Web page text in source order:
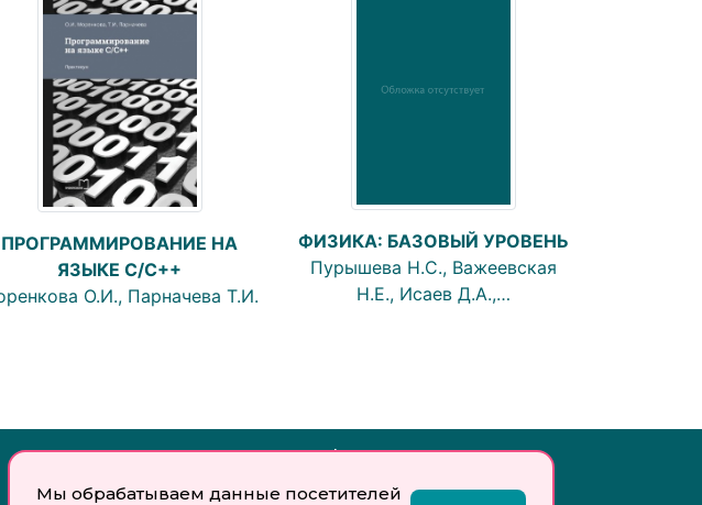
Мы обрабатываем данные посетителей
ПРОГРАММИРОВАНИЕ НА
ЯЗЫКЕ С/С++
О.И., Парначева Т.И.
ФИЗИКА: БАЗОВЫЙ УРОВЕНЬ
Пурышева Н.С., Важеевская
Н.Е., Исаев Д.А.,…
Документы:
Отзыв согласия на обработку
Инфо:
Учредитель: Общество с